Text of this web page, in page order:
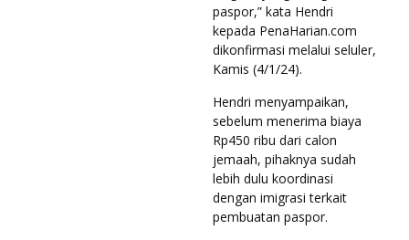
paspor,” kata Hendri
kepada PenaHarian.com
dikonfirmasi melalui seluler,
Kamis (4/1/24).
Hendri menyampaikan,
sebelum menerima biaya
Rp450 ribu dari calon
jemaah, pihaknya sudah
lebih dulu koordinasi
dengan imigrasi terkait
pembuatan paspor.